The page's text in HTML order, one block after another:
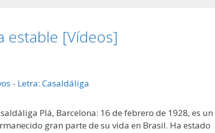
estable [Vídeos]
Plá, Barcelona: 16 de febrero de 1928, es un
gran parte de su vida en Brasil. Ha estado